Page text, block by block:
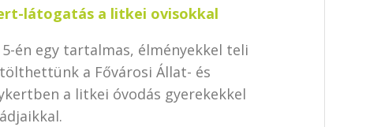
látogatás a litkei ovisokkal
én egy tartalmas, élményekkel teli
a Fővárosi Állat- és
a litkei óvodás gyerekekkel